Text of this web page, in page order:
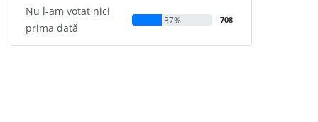
Nu l-am votat nici
prima dată
37% 708